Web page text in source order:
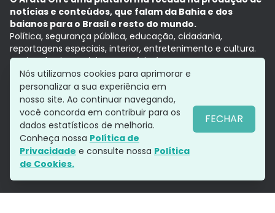
notícias e conteúdos, que falam da Bahia e dos
baianos para o Brasil e resto do mundo.
Política, segurança pública, educação, cidadania,
reportagens especiais, interior, entretenimento e cultura.
Aqui, tudo vira notícia e a notícia é no tempo presente,
com a credibilidade do Grupo Aratu.
Grupo Aratu
Política de privacidade
Siga-nos
Nós utilizamos cookies para aprimorar e
personalizar a sua experiência em
nosso site. Ao continuar navegando,
você concorda em contribuir para os
dados estatísticos de melhoria.
Conheça nossa Política de
Privacidade e consulte nossa Política
de Cookies.
FECHAR